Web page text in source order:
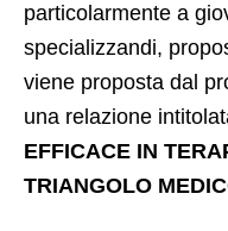
particolarmente a
specializzandi,
viene proposta dal
una relazione
EFFICACE IN
TRIANGOLO